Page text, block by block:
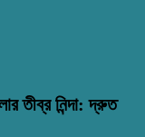
তীব্র নিন্দা: দ্রুত